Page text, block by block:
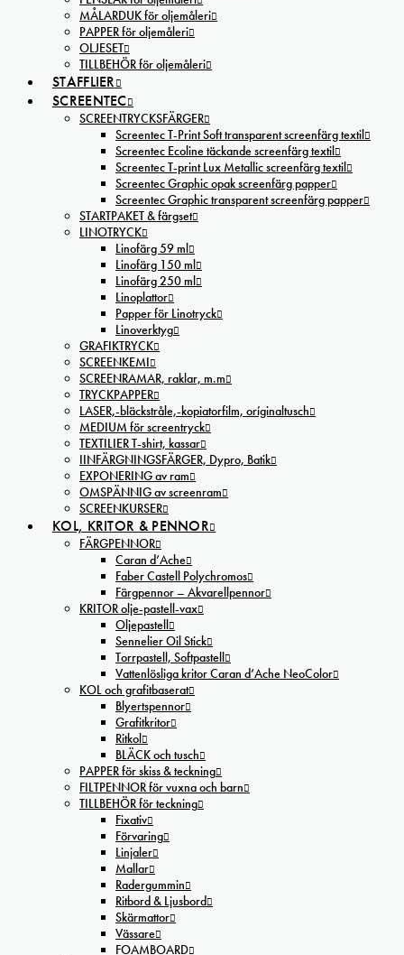
MÅLARDUK för oljemåleri
PAPPER för oljemåleri
OLJESET
TILLBEHÖR för oljemåleri
STAFFLIER
SCREENTEC
SCREENTRYCKSFÄRGER
Screentec T-Print Soft transparent screenfärg textil
Screentec Ecoline täckande screenfärg textil
Screentec T-print Lux Metallic screenfärg textil
Screentec Graphic opak screenfärg papper
Screentec Graphic transparent screenfärg papper
STARTPAKET & färgset
LINOTRYCK
Linofärg 59 ml
Linofärg 150 ml
Linofärg 250 ml
Linoplattor
Papper för Linotryck
Linoverktyg
GRAFIKTRYCK
SCREENKEMI
SCREENRAMAR, raklar, m.m
TRYCKPAPPER
LASER,-bläckstråle,-kopiatorfilm, oríginaltusch
MEDIUM för screentryck
TEXTILIER T-shirt, kassar
IINFÄRGNINGSFÄRGER, Dypro, Batik
EXPONERING av ram
OMSPÄNNIG av screenram
SCREENKURSER
KOL, KRITOR & PENNOR
FÄRGPENNOR
Caran d’Ache
Faber Castell Polychromos
Färgpennor – Akvarellpennor
KRITOR olje-pastell-vax
Oljepastell
Sennelier Oil Stick
Torrpastell, Softpastell
Vattenlösliga kritor Caran d’Ache NeoColor
KOL och grafitbaserat
Blyertspennor
Grafitkritor
Ritkol
BLÄCK och tusch
PAPPER för skiss & teckning
FILTPENNOR för vuxna och barn
TILLBEHÖR för teckning
Fixativ
Förvaring
Linjaler
Mallar
Radergummin
Ritbord & Ljusbord
Skärmattor
Vässare
FOAMBOARD